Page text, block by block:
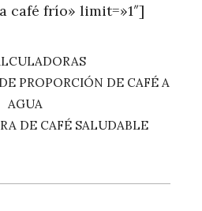
café frío» limit=»1″]
PROPORCIÓN DE CAFÉ A
AGUA
DE CAFÉ SALUDABLE